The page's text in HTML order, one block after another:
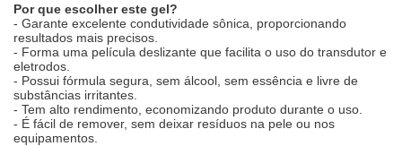
Por que escolher este gel?
- Garante excelente condutividade sônica, proporcionando
resultados mais precisos.
- Forma uma película deslizante que facilita o uso do transdutor e
eletrodos.
- Possui fórmula segura, sem álcool, sem essência e livre de
substâncias irritantes.
- Tem alto rendimento, economizando produto durante o uso.
- É fácil de remover, sem deixar resíduos na pele ou nos
equipamentos.